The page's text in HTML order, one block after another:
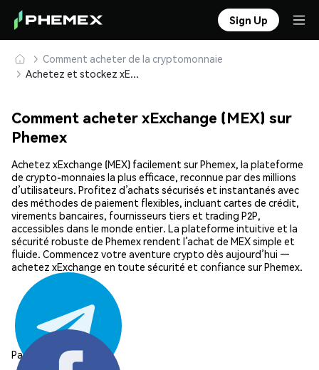
Sign Up
Comment acheter de la cryptomonnaie
Achetez et stockez xExchange (MEX) en toute sécurité
Comment acheter xExchange (MEX) sur
Phemex
Achetez xExchange (MEX) facilement sur Phemex, la plateforme
de crypto-monnaies la plus efficace, reconnue par des millions
d’utilisateurs. Profitez d’achats sécurisés et instantanés avec
des méthodes de paiement flexibles, incluant cartes de crédit,
virements bancaires, fournisseurs tiers et trading P2P,
accessibles dans le monde entier. La plateforme intuitive et la
sécurité robuste de Phemex rendent l’achat de MEX simple et
fluide. Commencez votre aventure crypto dès aujourd’hui —
achetez xExchange en toute sécurité et confiance sur Phemex.
Partager: